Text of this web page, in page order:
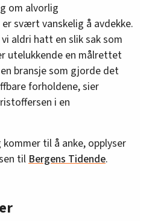
om alvorlig
svært vanskelig å avdekke.
aldri hatt en slik sak som
utelukkende en målrettet
bransje som gjorde det
forholdene, sier
i en
til å anke, opplyser
tilBergens Tidende.